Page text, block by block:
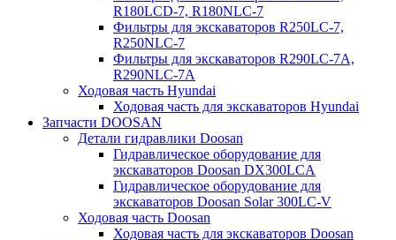
R180LCD-7, R180NLC-7
Фильтры для экскаваторов R250LC-7,
R250NLC-7
Фильтры для экскаваторов R290LC-7A,
R290NLC-7A
Ходовая часть Hyundai
Ходовая часть для экскаваторов Hyundai
Запчасти DOOSAN
Детали гидравлики Doosan
Гидравлическое оборудование для
экскаваторов Doosan DX300LCA
Гидравлическое оборудование для
экскаваторов Doosan Solar 300LC-V
Ходовая часть Doosan
Ходовая часть для экскаваторов Doosan